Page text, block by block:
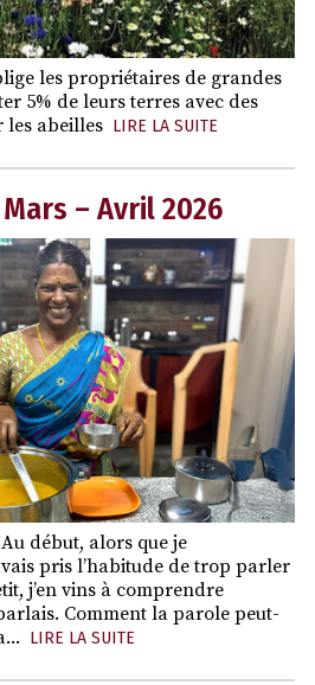
les propriétaires de grandes
5% de leurs terres avec des
les abeilles LIRE LA SUITE
– Avril 2026
début, alors que je
pris l’habitude de trop parler
j’en vins à comprendre
Comment la parole peut-
LIRE LA SUITE